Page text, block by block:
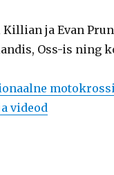
ja Evan
Oss-is ning
videod